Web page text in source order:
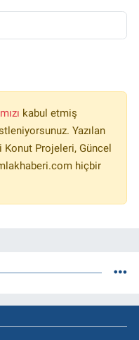
kabul etmiş
Yazılan
Projeleri, Güncel
hiçbir